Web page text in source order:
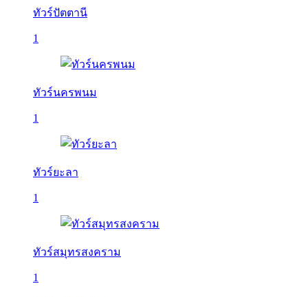
ทัวร์ปัตตานี
1
ทัวร์นครพนม
1
ทัวร์ยะลา
1
ทัวร์สมุทรสงคราม
1